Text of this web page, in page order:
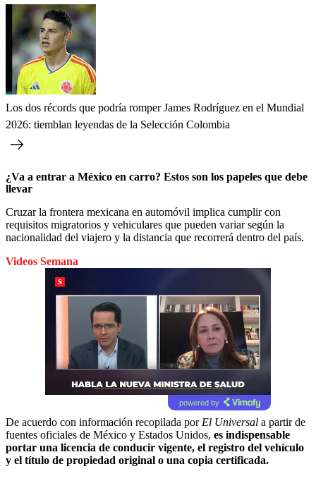
Los dos récords que podría romper James Rodríguez en el Mundial
2026: tiemblan leyendas de la Selección Colombia
¿Va a entrar a México en carro? Estos son los papeles que debe
llevar
Cruzar la frontera mexicana en automóvil implica cumplir con
requisitos migratorios y vehiculares que pueden variar según la
nacionalidad del viajero y la distancia que recorrerá dentro del país.
Videos Semana
powered by
De acuerdo con información recopilada por El Universal a partir de
fuentes oficiales de México y Estados Unidos, es indispensable
portar una licencia de conducir vigente, el registro del vehículo
y el título de propiedad original o una copia certificada.